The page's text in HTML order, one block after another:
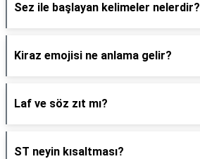
Sez ile başlayan kelimeler nelerdir?
Kiraz emojisi ne anlama gelir?
Laf ve söz zıt mı?
ST neyin kısaltması?